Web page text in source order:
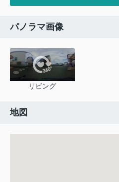
パノラマ画像
リビング
地図